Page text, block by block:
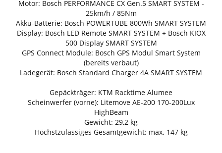
Motor: Bosch PERFORMANCE CX Gen.5 SMART SYSTEM -
25km/h / 85Nm
Akku-Batterie: Bosch POWERTUBE 800Wh SMART SYSTEM
Display: Bosch LED Remote SMART SYSTEM + Bosch KIOX
500 Display SMART SYSTEM
GPS Connect Module: Bosch GPS Modul Smart System
(bereits verbaut)
Ladegerät: Bosch Standard Charger 4A SMART SYSTEM
Gepäckträger: KTM Racktime Alumee
Scheinwerfer (vorne): Litemove AE-200 170-200Lux
HighBeam
Gewicht: 29,2 kg
Höchstzulässiges Gesamtgewicht: max. 147 kg